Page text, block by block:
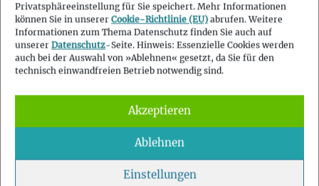
Privatsphäreeinstellung für Sie speichert. Mehr Informationen
können Sie in unserer Cookie-Richtlinie (EU) abrufen. Weitere
Informationen zum Thema Datenschutz finden Sie auch auf
unserer Datenschutz-Seite. Hinweis: Essenzielle Cookies werden
auch bei der Auswahl von »Ablehnen« gesetzt, da Sie für den
technisch einwandfreien Betrieb notwendig sind.
Akzeptieren
Ablehnen
Einstellungen
Weitere Informationen zu Cookies im allgemeinen,
Cookies auf dieser Website und Ihren individuelle
Einstellungsmöglichkeiten finden Sie in unserer
Cookie-Richtlinie.
6. Google Web Fonts
die von Google Inc., 1600 Amphitheatre Parkway,
Mountain View, CA 94043, USA (nachfolgend
bezeichnet als: »Google«) zur Verfügung gestellt